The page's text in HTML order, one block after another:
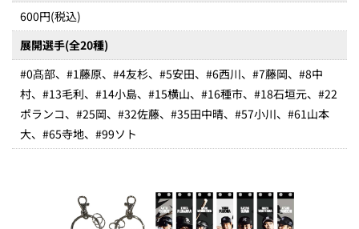
600円(税込)
展開選手(全20種)
#0髙部、#1藤原、#4友杉、#5安田、#6西川、#7藤岡、#8中
村、#13毛利、#14小島、#15横山、#16種市、#18石垣元、#22
ポランコ、#25岡、#32佐藤、#35田中晴、#57小川、#61山本
大、#65寺地、#99ソト